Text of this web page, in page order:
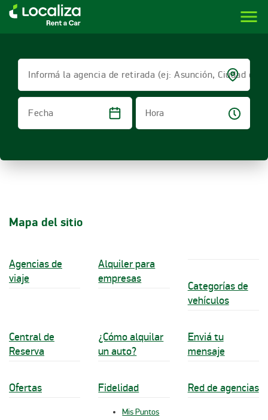
LOCALIZA ALQUILER DE VEHÍCULOS | LOCALIZA menu
Informá la agencia de retirada (ej: Asunción, Ciudad del
Fecha
Hora
Mapa del sitio
Agencias de
viaje
Alquiler para
empresas
Categorías de
vehículos
Central de
Reserva
¿Cómo alquilar
un auto?
Enviá tu
mensaje
Ofertas Fidelidad
Mis Puntos
Red de agencias